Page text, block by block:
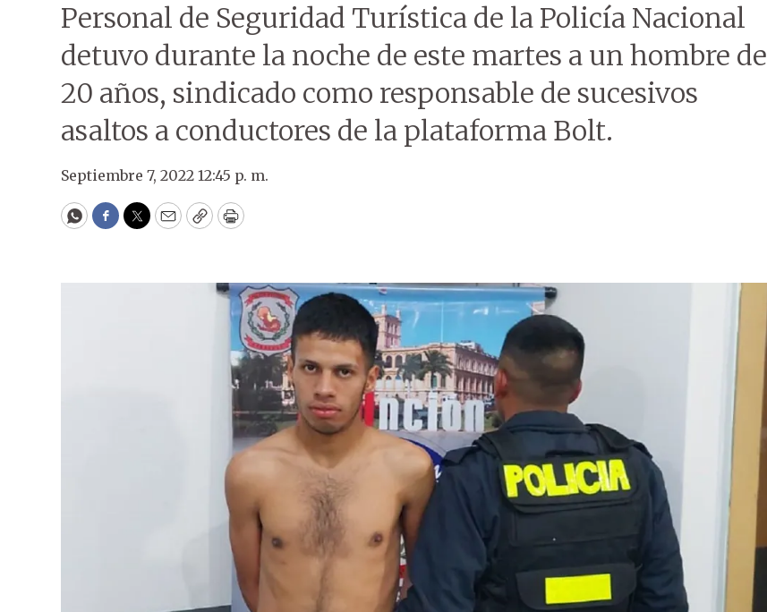
Personal de Seguridad Turística de la Policía Nacional
detuvo durante la noche de este martes a un hombre de
20 años, sindicado como responsable de sucesivos
asaltos a conductores de la plataforma Bolt.
Septiembre 7, 2022 12:45 p. m.
WhatsApp
Facebook
Twitter
EmailCopyPrint